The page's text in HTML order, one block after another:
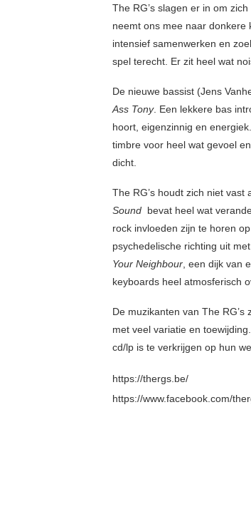
The RG’s slagen er in om
neemt ons mee naar donkere
intensief samenwerken en
spel terecht. Er zit heel wat
De nieuwe bassist (Jens
Ass Tony. Een lekkere bas
hoort, eigenzinnig en
timbre voor heel wat gevoel
dicht.
The RG’s houdt zich niet
Sound bevat heel wat
rock invloeden zijn te horen
psychedelische richting uit
Your Neighbour, een dijk van
keyboards heel atmosferisch
De muzikanten van The RG’s
met veel variatie en
cd/lp is te verkrijgen op hun
https://thergs.be/
https://www.facebook.com/